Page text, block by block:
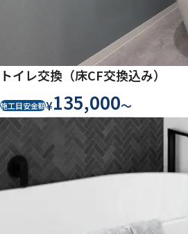
トイレ交換（床CF交換込み）
施工目安金額¥135,000〜